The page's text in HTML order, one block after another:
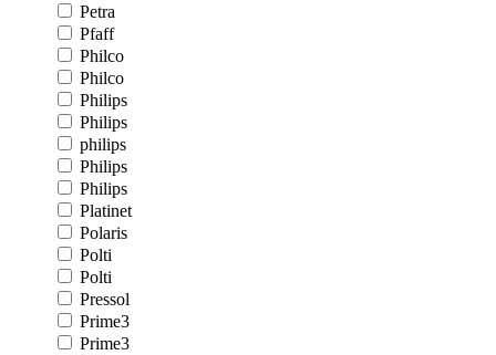
Petra
Pfaff
Philco
Philco
Philips
Philips
philips
Philips
Philips
Platinet
Polaris
Polti
Polti
Pressol
Prime3
Prime3